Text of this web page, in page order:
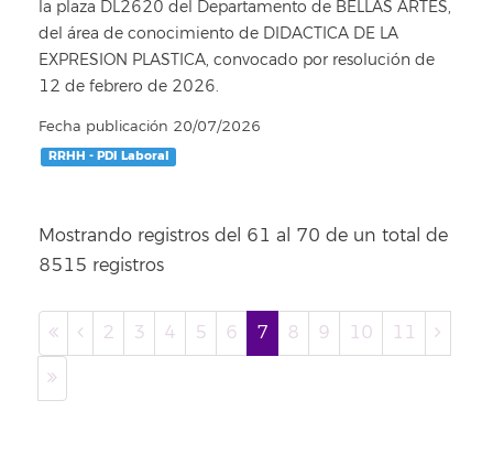
la plaza DL2620 del Departamento de BELLAS ARTES,
del área de conocimiento de DIDACTICA DE LA
EXPRESION PLASTICA, convocado por resolución de
12 de febrero de 2026.
Fecha publicación 20/07/2026
RRHH - PDI Laboral
Mostrando registros del 61 al 70 de un total de
8515 registros
2 3 4 5 6 7 8 9 10 11